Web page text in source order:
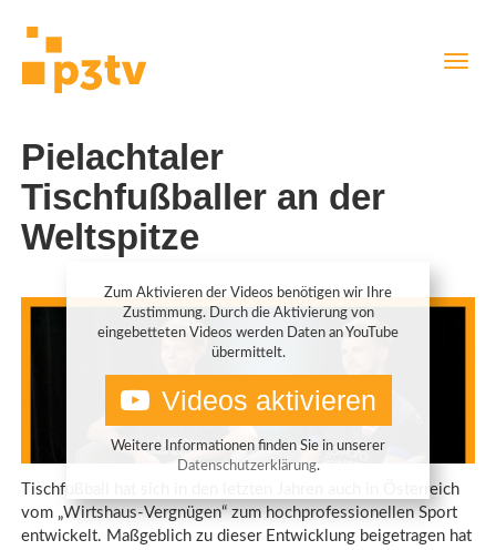
Pielachtaler
Tischfußballer an der
Weltspitze
Zum Aktivieren der Videos benötigen wir Ihre
Zustimmung. Durch die Aktivierung von
eingebetteten Videos werden Daten an YouTube
übermittelt.
Videos aktivieren
Weitere Informationen finden Sie in unserer
Datenschutzerklärung.
Tischfußball hat sich in den letzten Jahren auch in Österreich
vom „Wirtshaus-Vergnügen“ zum hochprofessionellen Sport
entwickelt. Maßgeblich zu dieser Entwicklung beigetragen hat